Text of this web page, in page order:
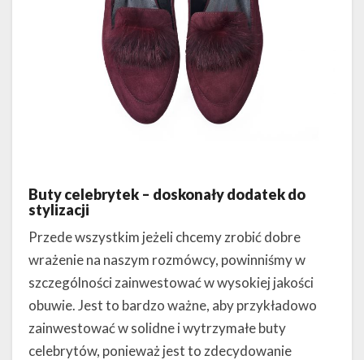
Buty celebrytek – doskonały dodatek do
stylizacji
Przede wszystkim jeżeli chcemy zrobić dobre
wrażenie na naszym rozmówcy, powinniśmy w
szczególności zainwestować w wysokiej jakości
obuwie. Jest to bardzo ważne, aby przykładowo
zainwestować w solidne i wytrzymałe buty
celebrytów, ponieważ jest to zdecydowanie